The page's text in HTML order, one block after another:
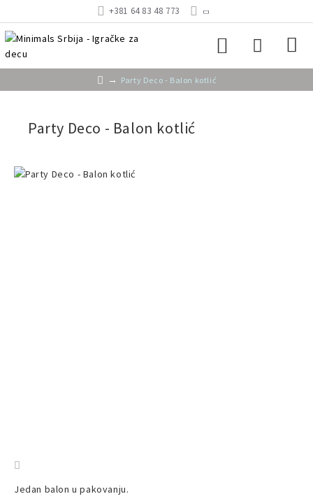
+381 64 83 48 773
Party Deco - Balon kotlić
Party Deco - Balon kotlić
Jedan balon u pakovanju.